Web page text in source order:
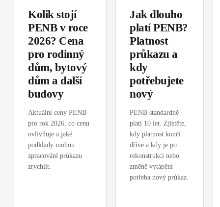
Kolik stojí
PENB v roce
2026? Cena
pro rodinný
dům, bytový
dům a další
budovy
Aktuální ceny PENB
pro rok 2026, co cenu
ovlivňuje a jaké
podklady mohou
zpracování průkazu
zrychlit.
Jak dlouho
platí PENB?
Platnost
průkazu a
kdy
potřebujete
nový
PENB standardně
platí 10 let. Zjistěte,
kdy platnost končí
dříve a kdy je po
rekonstrukci nebo
změně vytápění
potřeba nový průkaz.